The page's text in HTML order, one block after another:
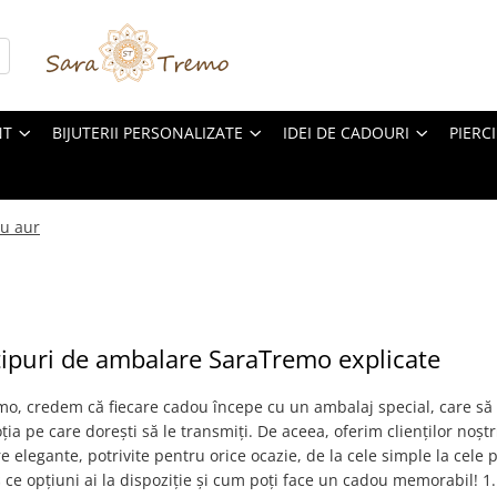
BIJUTERII PERSONALIZATE IDEI DE CADOURI
aur
de ambalare SaraTremo explicate
credem că fiecare cadou începe cu un ambalaj special, care
pe care dorești să le transmiți. De aceea, oferim clienților
elegante, potrivite pentru orice ocazie, de la cele simple la cele
ce opțiuni ai la dispoziție și cum poți face un cadou memorabil! 1.